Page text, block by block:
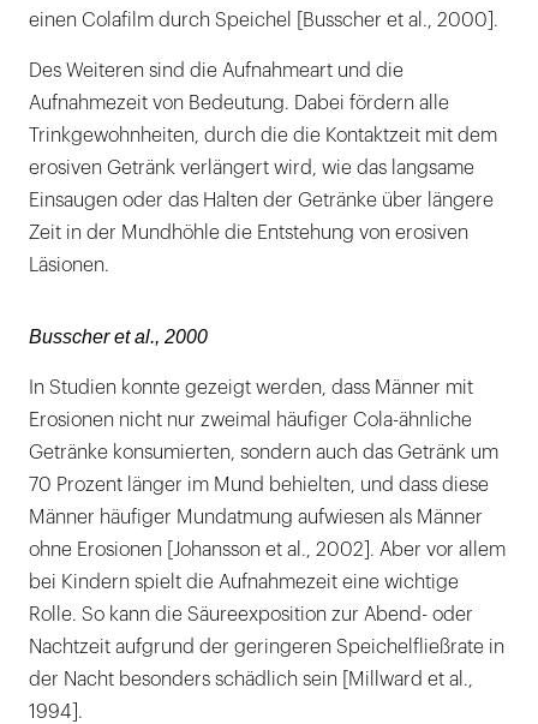
einen Colafilm durch Speichel [Busscher et al., 2000].
Des Weiteren sind die Aufnahmeart und die
Aufnahmezeit von Bedeutung. Dabei fördern alle
Trinkgewohnheiten, durch die die Kontaktzeit mit dem
erosiven Getränk verlängert wird, wie das langsame
Einsaugen oder das Halten der Getränke über längere
Zeit in der Mundhöhle die Entstehung von erosiven
Läsionen.
Busscher et al., 2000
In Studien konnte gezeigt werden, dass Männer mit
Erosionen nicht nur zweimal häufiger Cola-ähnliche
Getränke konsumierten, sondern auch das Getränk um
70 Prozent länger im Mund behielten, und dass diese
Männer häufiger Mundatmung aufwiesen als Männer
ohne Erosionen [Johansson et al., 2002]. Aber vor allem
bei Kindern spielt die Aufnahmezeit eine wichtige
Rolle. So kann die Säureexposition zur Abend- oder
Nachtzeit aufgrund der geringeren Speichelfließrate in
der Nacht besonders schädlich sein [Millward et al.,
1994].